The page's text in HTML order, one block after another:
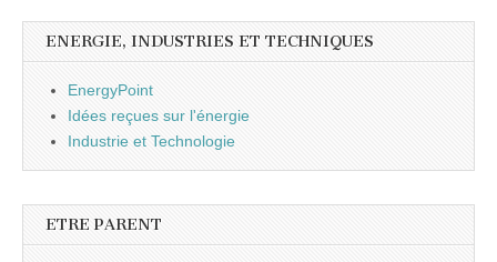
ENERGIE, INDUSTRIES ET TECHNIQUES
EnergyPoint
Idées reçues sur l'énergie
Industrie et Technologie
ETRE PARENT